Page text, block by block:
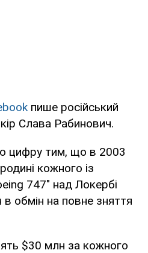
пише російський
Слава Рабинович.
цифру тим, що в 2003
кожного із
747" над Локербі
обмін на повне зняття
$30 млн за кожного